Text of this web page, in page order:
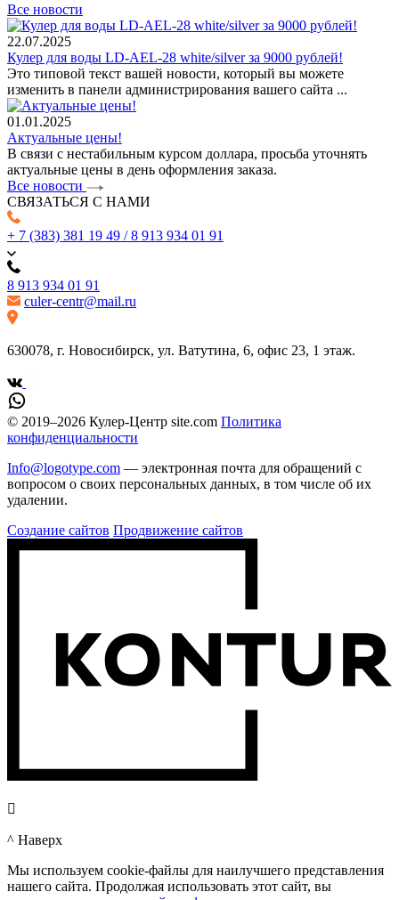
Все новости
22.07.2025
Кулер для воды LD-AEL-28 white/silver за 9000 рублей!
Это типовой текст вашей новости, который вы можете
изменить в панели администрирования вашего сайта ...
01.01.2025
Актуальные цены!
В связи с нестабильным курсом доллара, просьба уточнять
актуальные цены в день оформления заказа.
Все новости
СВЯЗАТЬСЯ С НАМИ
+ 7 (383) 381 19 49 / 8 913 934 01 91
8 913 934 01 91
culer-centr@mail.ru
630078, г. Новосибирск, ул. Ватутина, 6, офис 23, 1 этаж.
© 2019–2026 Кулер-Центр site.com Политика
конфиденциальности
Info@logotype.com — электронная почта для обращений с
вопросом о своих персональных данных, в том числе об их
удалении.
Создание сайтов Продвижение сайтов

^ Наверх
Мы используем cookie-файлы для наилучшего представления
нашего сайта. Продолжая использовать этот сайт, вы